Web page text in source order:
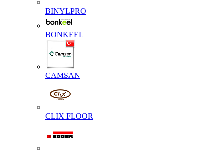
BINYLPRO
BONKEEL
CAMSAN
CLIX FLOOR